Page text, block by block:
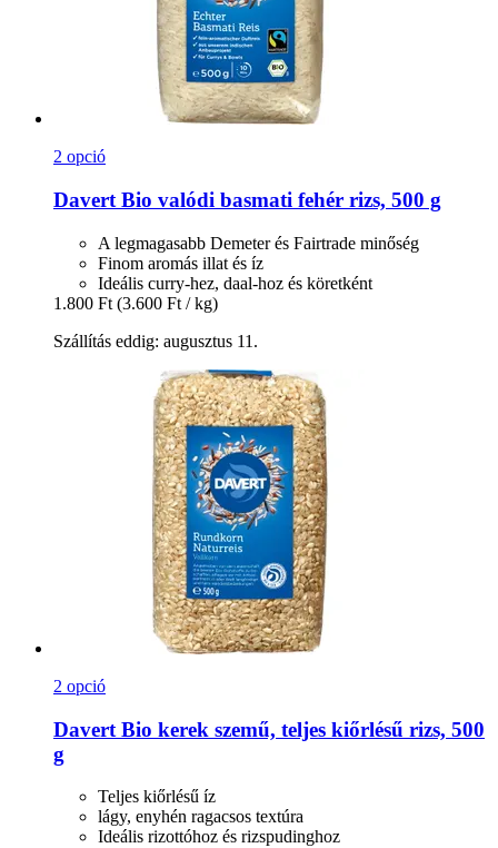
2 opció
Davert Bio valódi basmati fehér rizs, 500 g
A legmagasabb Demeter és Fairtrade minőség
Finom aromás illat és íz
Ideális curry-hez, daal-hoz és köretként
1.800 Ft (3.600 Ft / kg)
Szállítás eddig: augusztus 11.
2 opció
Davert Bio kerek szemű, teljes kiőrlésű rizs, 500
g
Teljes kiőrlésű íz
lágy, enyhén ragacsos textúra
Ideális rizottóhoz és rizspudinghoz